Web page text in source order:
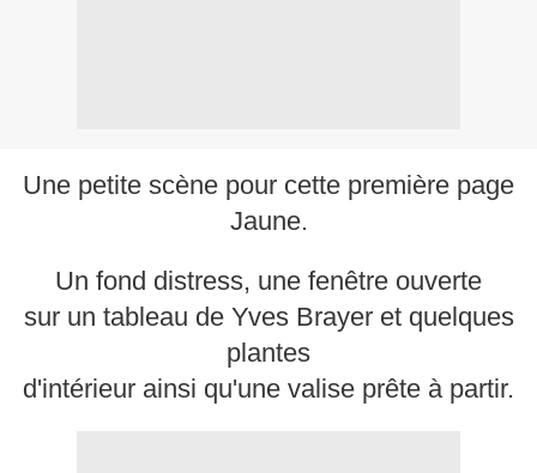
Une petite scène pour cette première page
Jaune.
Un fond distress, une fenêtre ouverte
sur un tableau de Yves Brayer et quelques
plantes
d'intérieur ainsi qu'une valise prête à partir.